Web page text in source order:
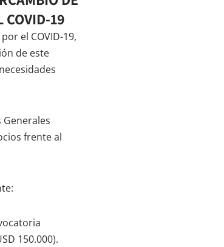
COVID-19
el COVID-19,
de este
frente al
150.000).